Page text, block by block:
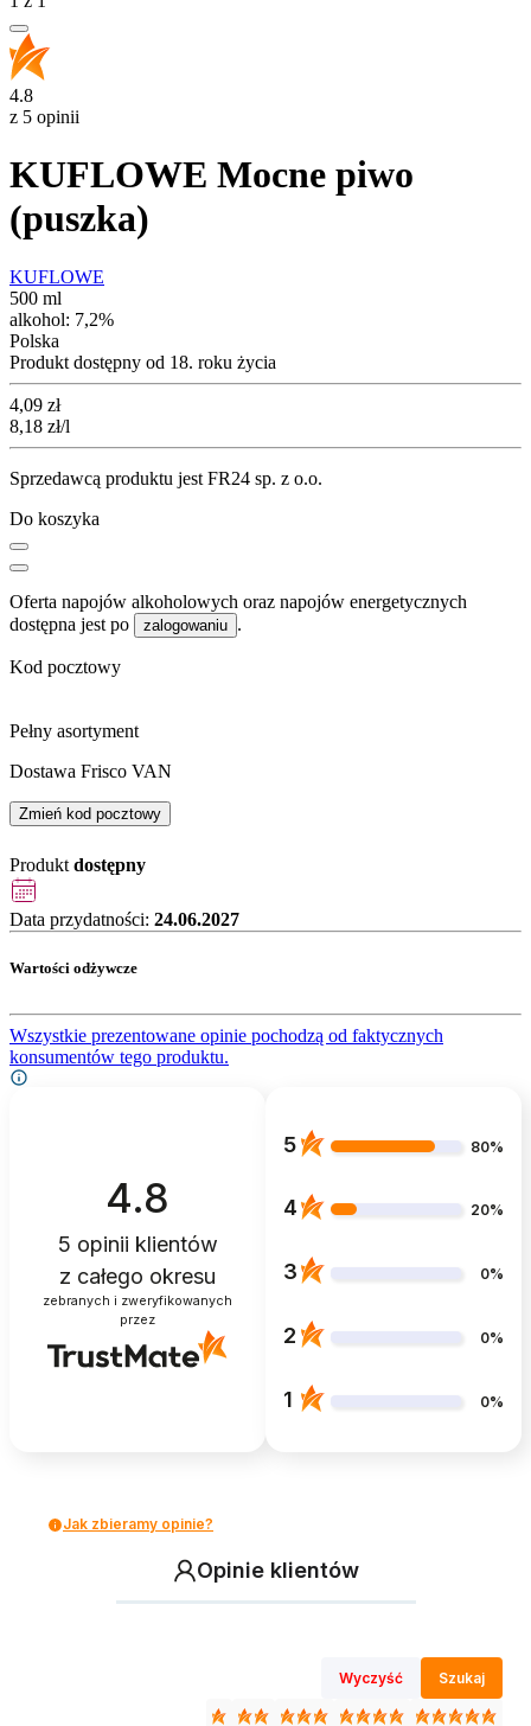
4.8
z 5 opinii
KUFLOWE Mocne piwo
(puszka)
KUFLOWE
500 ml
alkohol: 7,2%
Polska
Produkt dostępny od 18. roku życia
Cena
4,09 zł
8,18 zł/l
Sprzedawcą produktu jest FR24 sp. z o.o.
Do koszyka
Oferta napojów alkoholowych oraz napojów energetycznych
dostępna jest po
zalogowaniu .
Kod pocztowy
Pełny asortyment
Dostawa Frisco VAN
Zmień kod pocztowy
Produkt dostępny
Data przydatności: 24.06.2027
Wartości odżywcze
Wszystkie prezentowane opinie pochodzą od faktycznych
konsumentów tego produktu.
4.8
5 opinii klientów
z całego okresu
zebranych i zweryfikowanych
przez
5 80%
4 20%
3 0%
2 0%
1 0%
Jak zbieramy opinie?
Opinie klientów
Wyczyść Szukaj